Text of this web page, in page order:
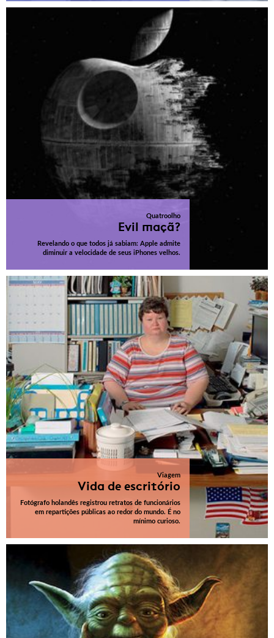
Quatroolho
Evil maçã?
Revelando o que todos já sabiam: Apple admite
diminuir a velocidade de seus iPhones velhos.
Viagem
Vida de escritório
Fotógrafo holandês registrou retratos de funcionários
em repartições públicas ao redor do mundo. É no
mínimo curioso.